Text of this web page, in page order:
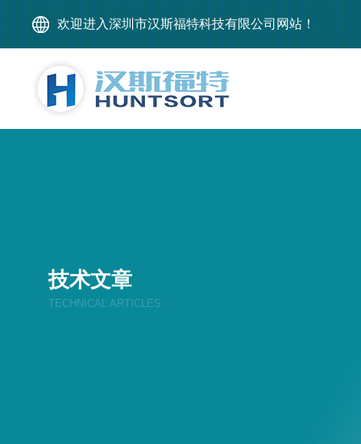
欢迎进入深圳市汉斯福特科技有限公司网站！
技术文章
TECHNICAL ARTICLES